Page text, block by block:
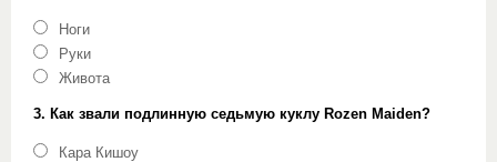
Ноги
Руки
Живота
3. Как звали подлинную седьмую куклу Rozen Maiden?
Кара Кишоу